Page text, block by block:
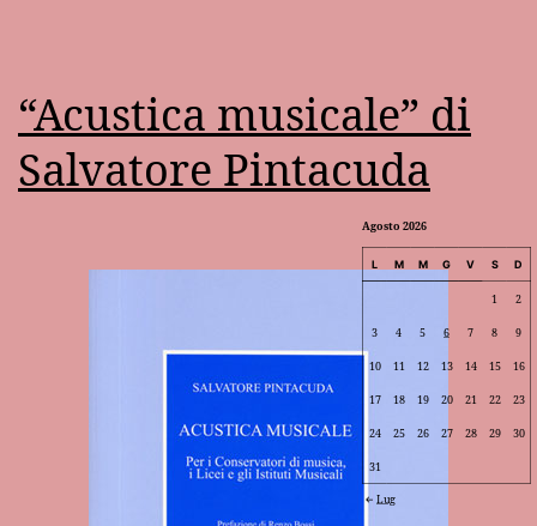
“Acustica musicale” di
Salvatore Pintacuda
Agosto 2026
L M M G V S D
1 2
3 4 5 6 7 8 9
10 11 12 13 14 15 16
17 18 19 20 21 22 23
24 25 26 27 28 29 30
31
Lug